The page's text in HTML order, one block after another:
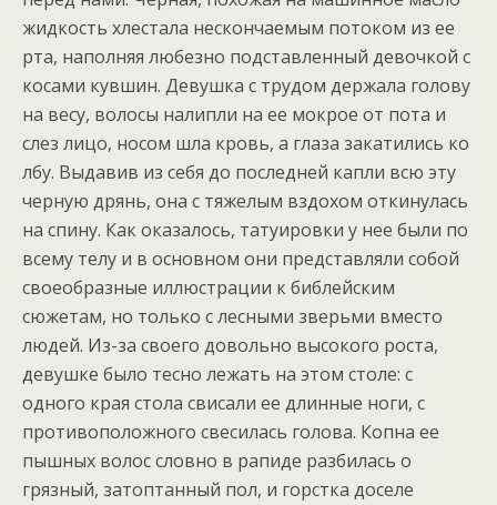
жидкость хлестала нескончаемым потоком из ее
рта, наполняя любезно подставленный девочкой с
косами кувшин. Девушка с трудом держала голову
на весу, волосы налипли на ее мокрое от пота и
слез лицо, носом шла кровь, а глаза закатились ко
лбу. Выдавив из себя до последней капли всю эту
черную дрянь, она с тяжелым вздохом откинулась
на спину. Как оказалось, татуировки у нее были по
всему телу и в основном они представляли собой
своеобразные иллюстрации к библейским
сюжетам, но только с лесными зверьми вместо
людей. Из-за своего довольно высокого роста,
девушке было тесно лежать на этом столе: с
одного края стола свисали ее длинные ноги, с
противоположного свесилась голова. Копна ее
пышных волос словно в рапиде разбилась о
грязный, затоптанный пол, и горстка доселе